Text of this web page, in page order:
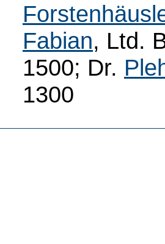
Fabian, Ltd.
1500; Dr.
1300